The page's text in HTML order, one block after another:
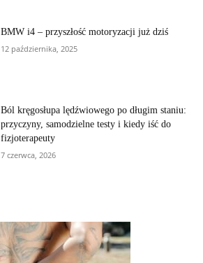
BMW i4 – przyszłość motoryzacji już dziś
12 października, 2025
Ból kręgosłupa lędźwiowego po długim staniu:
przyczyny, samodzielne testy i kiedy iść do
fizjoterapeuty
7 czerwca, 2026